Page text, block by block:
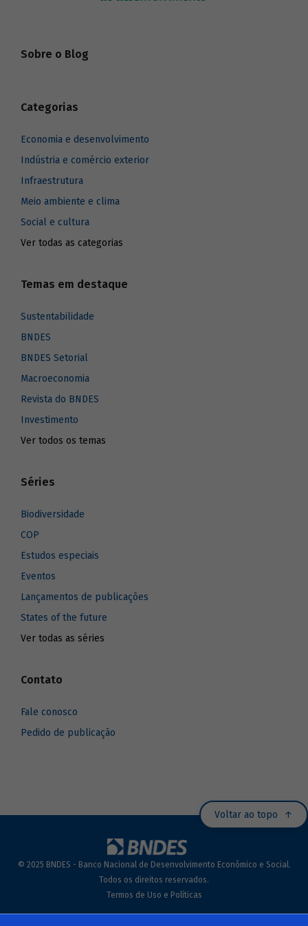
Sobre o Blog
Categorias
Economia e desenvolvimento
Indústria e comércio exterior
Infraestrutura
Meio ambiente e clima
Social e cultura
Ver todas as categorias
Temas em destaque
Sustentabilidade
BNDES
BNDES Setorial
Macroeconomia
Revista do BNDES
Investimento
Ver todos os temas
Séries
Biodiversidade
COP
Estudos especiais
Eventos
Lançamentos de publicações
States of the future
Ver todas as séries
Contato
Fale conosco
Pedido de publicação
Voltar ao topo
© 2025 BNDES - Banco Nacional de Desenvolvimento Econômico e Social.
Todos os direitos reservados.
Termos de Uso e Políticas